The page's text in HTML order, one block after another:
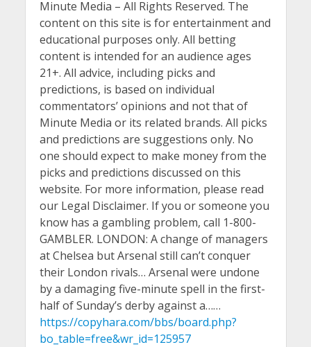
Minute Media – All Rights Reserved. The
content on this site is for entertainment and
educational purposes only. All betting
content is intended for an audience ages
21+. All advice, including picks and
predictions, is based on individual
commentators’ opinions and not that of
Minute Media or its related brands. All picks
and predictions are suggestions only. No
one should expect to make money from the
picks and predictions discussed on this
website. For more information, please read
our Legal Disclaimer. If you or someone you
know has a gambling problem, call 1-800-
GAMBLER. LONDON: A change of managers
at Chelsea but Arsenal still can’t conquer
their London rivals… Arsenal were undone
by a damaging five-minute spell in the first-
half of Sunday’s derby against a……
https://copyhara.com/bbs/board.php?
bo_table=free&wr_id=125957